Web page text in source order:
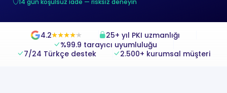
4.2★
★★
★★
★★
★★
★
25+ yıl PKI uzmanlığı
%99.9 tarayıcı uyumluluğu
7/24 Türkçe destek
2.500+ kurumsal müşteri